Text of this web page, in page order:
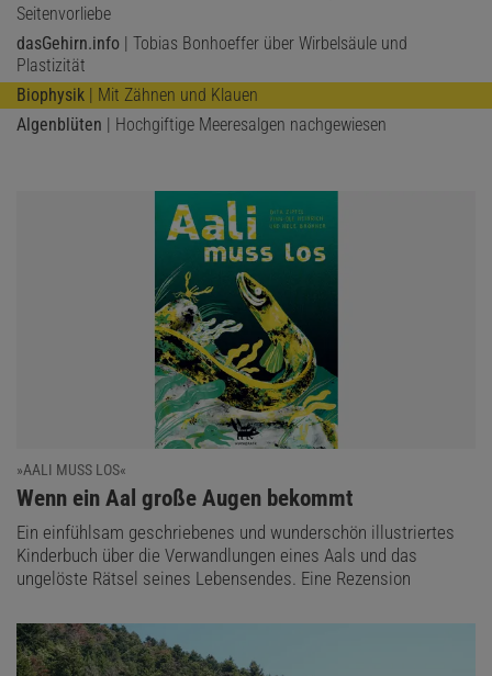
Seitenvorliebe
dasGehirn.info | Tobias Bonhoeffer über Wirbelsäule und
Plastizität
Biophysik | Mit Zähnen und Klauen
Algenblüten | Hochgiftige Meeresalgen nachgewiesen
»AALI MUSS LOS«
:
Wenn ein Aal große Augen bekommt
Ein einfühlsam geschriebenes und wunderschön illustriertes
Kinderbuch über die Verwandlungen eines Aals und das
ungelöste Rätsel seines Lebensendes. Eine Rezension